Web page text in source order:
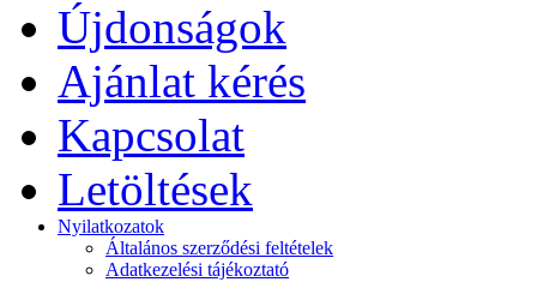
Újdonságok
Ajánlat kérés
Kapcsolat
Letöltések
Nyilatkozatok
Általános szerződési feltételek
Adatkezelési tájékoztató